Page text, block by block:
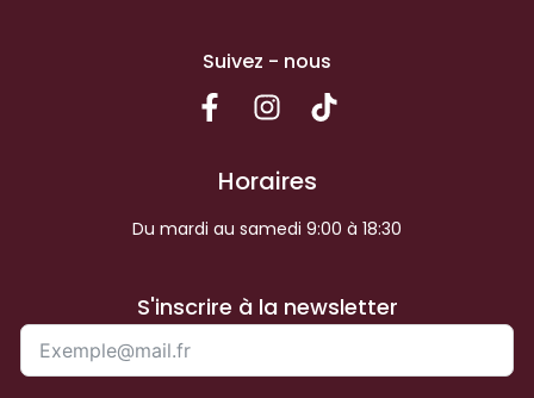
Suivez - nous
Horaires
Du mardi au samedi 9:00 à 18:30
S'inscrire à la newsletter